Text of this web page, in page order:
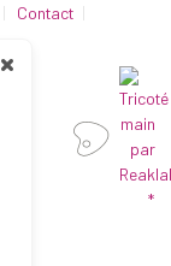
Contact
*